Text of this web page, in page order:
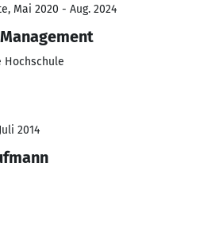
Mai 2020 - Aug. 2024
Hochschule
2014